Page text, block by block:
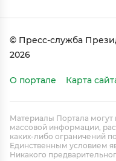
© Пресс-служба
2026
О портале Карта
Материалы Портала могут
массовой информации,
каких-либо ограничений
Единственным условием
Никакого